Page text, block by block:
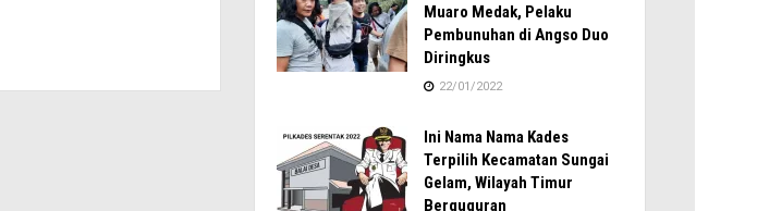
Muaro Medak, Pelaku
Pembunuhan di Angso Duo
Diringkus
22/01/2022
Ini Nama Nama Kades
Terpilih Kecamatan Sungai
Gelam, Wilayah Timur
Berguguran